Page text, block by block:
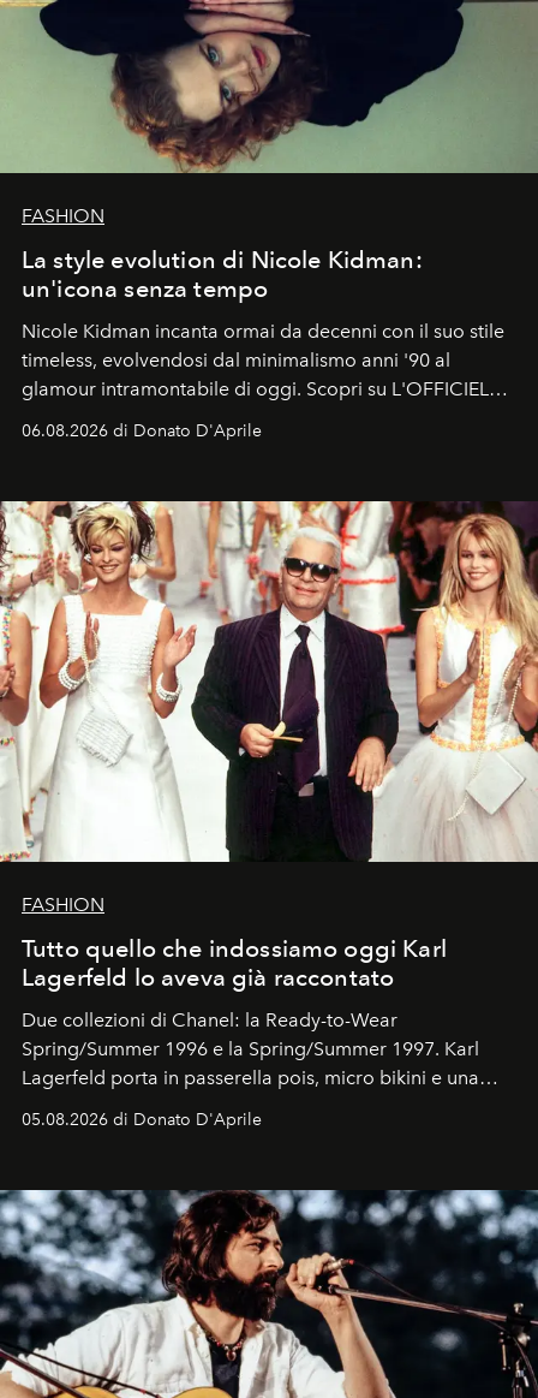
FASHION
La style evolution di Nicole Kidman:
un'icona senza tempo
Nicole Kidman incanta ormai da decenni con il suo stile
timeless, evolvendosi dal minimalismo anni '90 al
glamour intramontabile di oggi. Scopri su L'OFFICIEL
Italia la sua style evolution.
06.08.2026 di Donato D'Aprile
FASHION
Tutto quello che indossiamo oggi Karl
Lagerfeld lo aveva già raccontato
Due collezioni di Chanel: la Ready-to-Wear
Spring/Summer 1996 e la Spring/Summer 1997. Karl
Lagerfeld porta in passerella pois, micro bikini e una
logomania pensata per la spiaggia
Kate, Claudia e Carla una dietro l'altra. Trent'anni dopo,
uno dei documenti più contemporanei che abbiamo.
05.08.2026 di Donato D'Aprile